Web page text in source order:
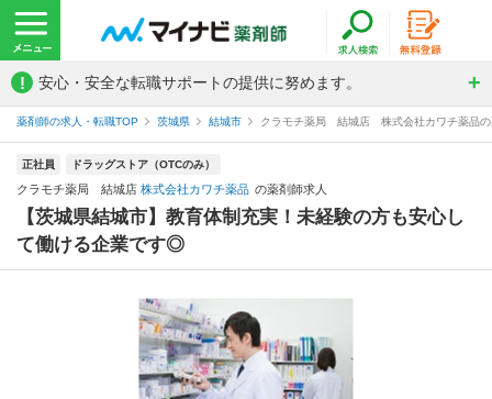
! 安心・安全な転職サポートの提供に努めます。
薬剤師の求人・転職TOP 茨城県 結城市 クラモチ薬局 結城店 株式会社カワチ薬品の
正社員 ドラッグストア（OTCのみ）
クラモチ薬局 結城店 株式会社カワチ薬品 の薬剤師求人
【茨城県結城市】教育体制充実！未経験の方も安心し
て働ける企業です◎